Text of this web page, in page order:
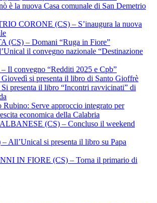
è la nuova Casa comunale di San Demetrio
CORONE (CS) – S’inaugura la nuova
(CS) – Domani “Ruga in Fiore”
il convegno nazionale “Destinazione
Il convegno “Redditi 2025 e Cpb”
si presenta il libro di Santo Gioffrè
presenta il libro “Incontri ravvicinati” di
Rubino: Serve approccio integrato per
economica della Calabria
(CS) – Concluso il weekend
All’Unical si presenta il libro su Papa
IN FIORE (CS) – Torna il primario di